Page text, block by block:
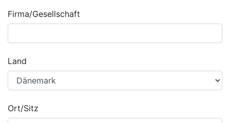
Firma/Gesellschaft
Land
Ort/Sitz